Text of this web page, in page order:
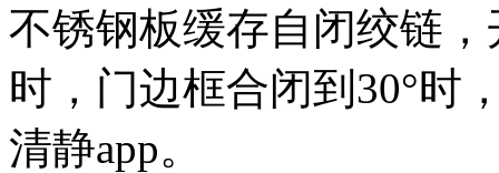
不锈钢板缓存自闭绞链
时，门边框合闭到30°时
清静app。